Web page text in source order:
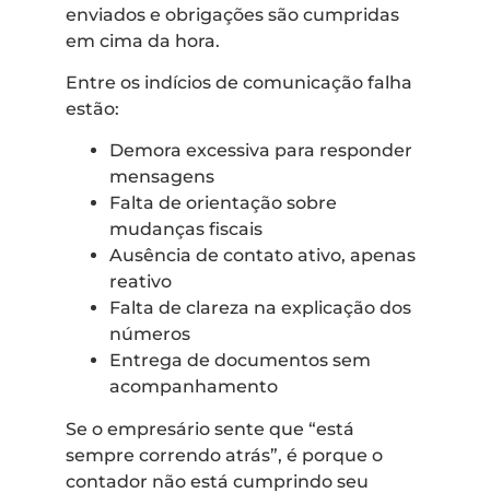
enviados e obrigações são cumpridas
em cima da hora.
Entre os indícios de comunicação falha
estão:
Demora excessiva para responder
mensagens
Falta de orientação sobre
mudanças fiscais
Ausência de contato ativo, apenas
reativo
Falta de clareza na explicação dos
números
Entrega de documentos sem
acompanhamento
Se o empresário sente que “está
sempre correndo atrás”, é porque o
contador não está cumprindo seu